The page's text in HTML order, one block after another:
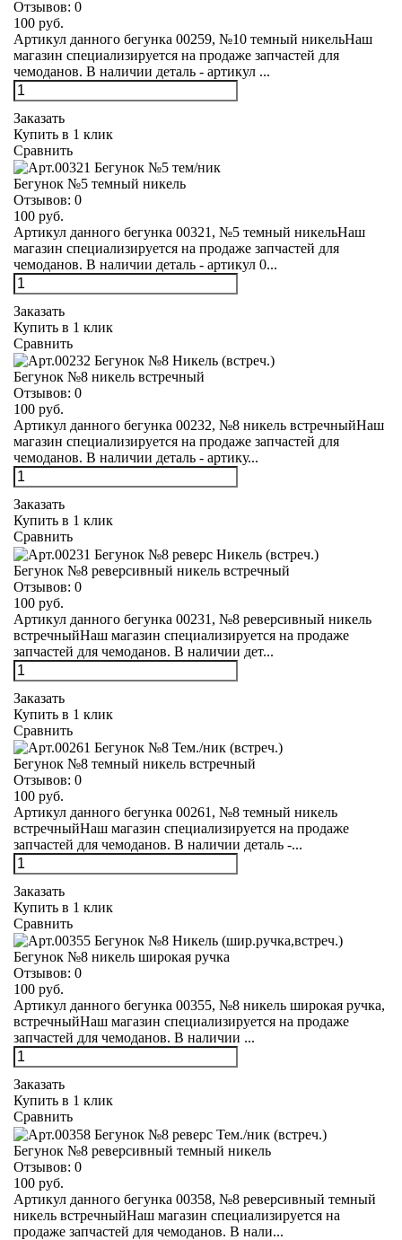
Отзывов: 0
100 руб.
Артикул данного бегунка 00259, №10 темный никельНаш
магазин специализируется на продаже запчастей для
чемоданов. В наличии деталь - артикул ...
Заказать
Купить в 1 клик
Сравнить
Бегунок №5 темный никель
Отзывов: 0
100 руб.
Артикул данного бегунка 00321, №5 темный никельНаш
магазин специализируется на продаже запчастей для
чемоданов. В наличии деталь - артикул 0...
Заказать
Купить в 1 клик
Сравнить
Бегунок №8 никель встречный
Отзывов: 0
100 руб.
Артикул данного бегунка 00232, №8 никель встречныйНаш
магазин специализируется на продаже запчастей для
чемоданов. В наличии деталь - артику...
Заказать
Купить в 1 клик
Сравнить
Бегунок №8 реверсивный никель встречный
Отзывов: 0
100 руб.
Артикул данного бегунка 00231, №8 реверсивный никель
встречныйНаш магазин специализируется на продаже
запчастей для чемоданов. В наличии дет...
Заказать
Купить в 1 клик
Сравнить
Бегунок №8 темный никель встречный
Отзывов: 0
100 руб.
Артикул данного бегунка 00261, №8 темный никель
встречныйНаш магазин специализируется на продаже
запчастей для чемоданов. В наличии деталь -...
Заказать
Купить в 1 клик
Сравнить
Бегунок №8 никель широкая ручка
Отзывов: 0
100 руб.
Артикул данного бегунка 00355, №8 никель широкая ручка,
встречныйНаш магазин специализируется на продаже
запчастей для чемоданов. В наличии ...
Заказать
Купить в 1 клик
Сравнить
Бегунок №8 реверсивный темный никель
Отзывов: 0
100 руб.
Артикул данного бегунка 00358, №8 реверсивный темный
никель встречныйНаш магазин специализируется на
продаже запчастей для чемоданов. В нали...